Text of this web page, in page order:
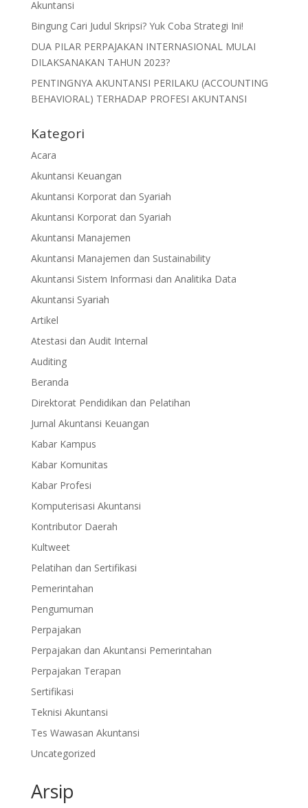
Akuntansi
Bingung Cari Judul Skripsi? Yuk Coba Strategi Ini!
DUA PILAR PERPAJAKAN INTERNASIONAL MULAI
DILAKSANAKAN TAHUN 2023?
PENTINGNYA AKUNTANSI PERILAKU (ACCOUNTING
BEHAVIORAL) TERHADAP PROFESI AKUNTANSI
Kategori
Acara
Akuntansi Keuangan
Akuntansi Korporat dan Syariah
Akuntansi Korporat dan Syariah
Akuntansi Manajemen
Akuntansi Manajemen dan Sustainability
Akuntansi Sistem Informasi dan Analitika Data
Akuntansi Syariah
Artikel
Atestasi dan Audit Internal
Auditing
Beranda
Direktorat Pendidikan dan Pelatihan
Jurnal Akuntansi Keuangan
Kabar Kampus
Kabar Komunitas
Kabar Profesi
Komputerisasi Akuntansi
Kontributor Daerah
Kultweet
Pelatihan dan Sertifikasi
Pemerintahan
Pengumuman
Perpajakan
Perpajakan dan Akuntansi Pemerintahan
Perpajakan Terapan
Sertifikasi
Teknisi Akuntansi
Tes Wawasan Akuntansi
Uncategorized
Arsip